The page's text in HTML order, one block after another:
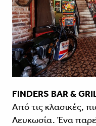
FINDERS BAR &
Από τις κλασικές,
Λευκω­σία. Ένα